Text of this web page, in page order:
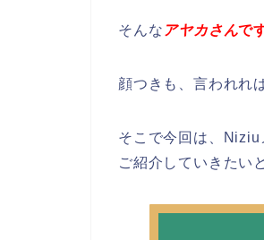
そんな アヤカさんで
顔つきも、言われれ
そこで今回は、Niziu
ご紹介していきたい